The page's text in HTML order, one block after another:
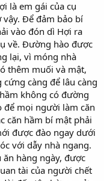
là em gái của cụ
vậy. Để đảm bảo bí
vào đón dì Hợi ra
về. Đường hào được
lại, vì móng nhà
thêm muối và mật,
càng để lâu càng
không có đường
để mọi người làm căn
căn hầm bí mật phải
được đào ngay dưới
với dẫy nhà ngang.
hàng ngày, được
tài của người chết